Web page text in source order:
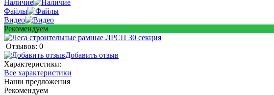
Наличие
Файлы
Видео
Рекомендуем
Отзывов: 0
Добавить отзыв
Характеристики:
Все характеристики
Наши предложения
Рекомендуем